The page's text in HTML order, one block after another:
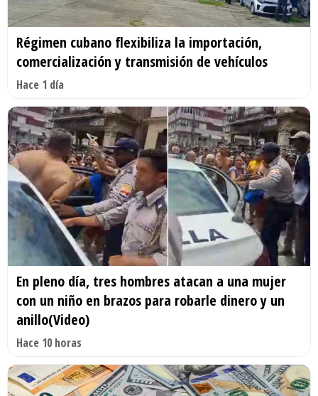
Régimen cubano flexibiliza la importación,
comercialización y transmisión de vehículos
Hace 1 día
En pleno día, tres hombres atacan a una mujer
con un niño en brazos para robarle dinero y un
anillo(Video)
Hace 10 horas